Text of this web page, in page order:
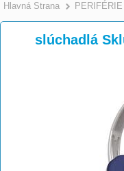
Hlavná Strana PERIFÉRIE
slúchadlá